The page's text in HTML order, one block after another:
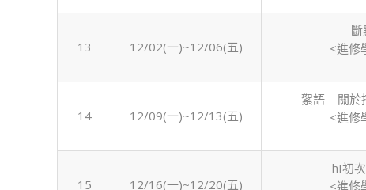
13 12/02(一)~12/06(五)
<進修
14 12/09(一)~12/13(五)
絮語—關於
<進修
15 12/16(一)~12/20(五)
hI初
<進修